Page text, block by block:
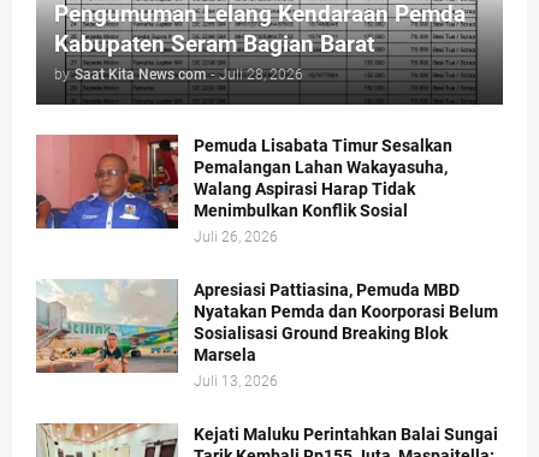
Pengumuman Lelang Kendaraan Pemda
Kabupaten Seram Bagian Barat
by Saat Kita News com - Juli 28, 2026
Pemuda Lisabata Timur Sesalkan
Pemalangan Lahan Wakayasuha,
Walang Aspirasi Harap Tidak
Menimbulkan Konflik Sosial
Juli 26, 2026
Apresiasi Pattiasina, Pemuda MBD
Nyatakan Pemda dan Koorporasi Belum
Sosialisasi Ground Breaking Blok
Marsela
Juli 13, 2026
Kejati Maluku Perintahkan Balai Sungai